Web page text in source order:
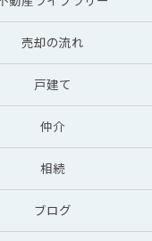
売却の流れ
戸建て
仲介
相続
ブログ